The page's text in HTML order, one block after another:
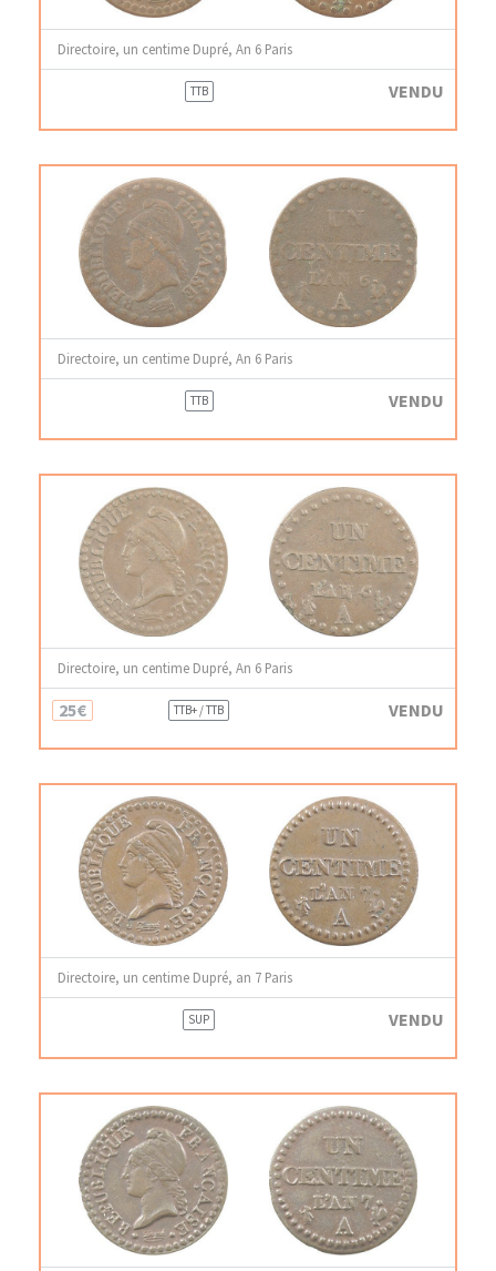
Directoire, un centime Dupré, An 6 Paris
TTB VENDU
Directoire, un centime Dupré, An 6 Paris
TTB VENDU
Directoire, un centime Dupré, An 6 Paris
25€ TTB+ / TTB VENDU
Directoire, un centime Dupré, an 7 Paris
SUP VENDU